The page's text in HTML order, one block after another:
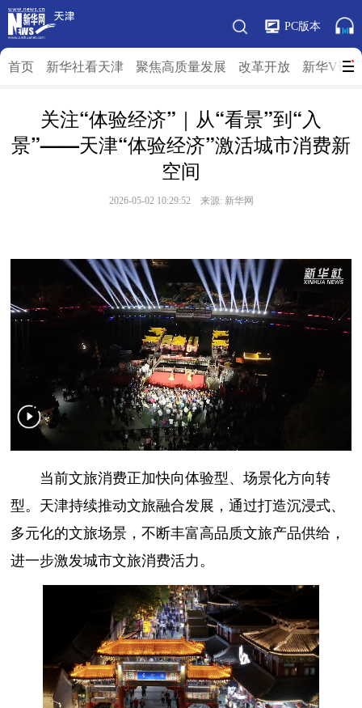
PC版本
首页 新华社看天津 聚焦高质量发展 改革开放 新华V访
关注“体验经济”｜从“看景”到“入
景”——天津“体验经济”激活城市消费新
空间
2026-05-02 10:29:52 来源: 新华网
当前文旅消费正加快向体验型、场景化方向转
型。天津持续推动文旅融合发展，通过打造沉浸式、
多元化的文旅场景，不断丰富高品质文旅产品供给，
进一步激发城市文旅消费活力。